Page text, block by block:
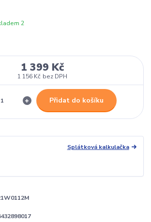
2
1 399 Kč
1 156 Kč bez DPH
Přidat do košíku
Splátková kalkulačka